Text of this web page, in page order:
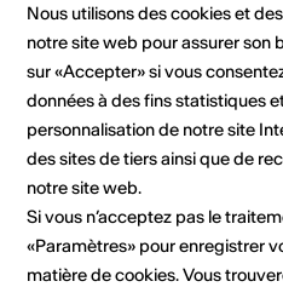
Institution / organisation
Nova Malacuria
Troupe de théâtre
Stéphane Albelda
Route de la Courtaz 45
1991 Salins
Téléphone
Réservations +41
Site Internet
Nous utilisons des cookies et
notre site web pour assurer son
sur «Accepter» si vous
données à des fins statistiques
personnalisation de notre site
des sites de tiers ainsi que de
notre site web.
Si vous n’acceptez pas le
«Paramètres» pour enregistrer
matière de cookies. Vous